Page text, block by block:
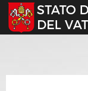
Seleziona la tua lingua